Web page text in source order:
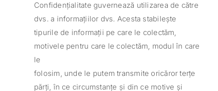
Confidențialitate guvernează utilizarea de către
dvs. a informațiilor dvs. Acesta stabilește
tipurile de informații pe care le colectăm,
motivele pentru care le colectăm, modul în care
le
folosim, unde le putem transmite oricăror terțe
părți, în ce circumstanțe și din ce motive și